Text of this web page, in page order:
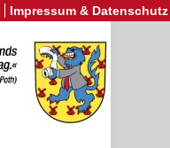
Impressum & Datenschutz